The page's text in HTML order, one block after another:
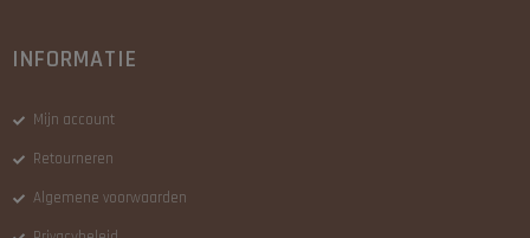
INFORMATIE
Mijn account
Retourneren
Algemene voorwaarden